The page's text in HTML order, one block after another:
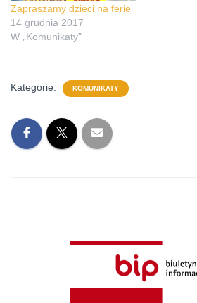
Zapraszamy dzieci na ferie
14 grudnia 2017
W „Komunikaty"
Kategorie: KOMUNIKATY